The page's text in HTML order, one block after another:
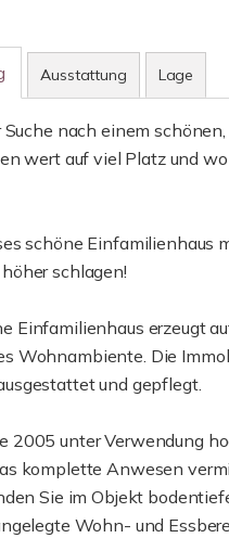
Ausstattung Lage
Suche nach einem
wert auf viel Platz und
schöne Einfamilienhaus
schlagen!
Einfamilienhaus erzeugt
Wohnambiente. Die
und gepflegt.
2005 unter Verwendung
komplette Anwesen
Sie im Objekt
Wohn- und